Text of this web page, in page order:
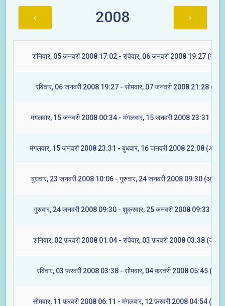
2008
शनिवार, 05 जनवरी 2008 17:02 - रविवार, 06 जनवरी 2008 19:27
रविवार, 06 जनवरी 2008 19:27 - सोमवार, 07 जनवरी 2008 21:28 (मूल)
मंगलवार, 15 जनवरी 2008 00:34 - मंगलवार, 15 जनवरी 2008 23:31
मंगलवार, 15 जनवरी 2008 23:31 - बुधवार, 16 जनवरी 2008 22:08
बुधवार, 23 जनवरी 2008 10:06 - गुरुवार, 24 जनवरी 2008 09:30
गुरुवार, 24 जनवरी 2008 09:30 - शुक्रवार, 25 जनवरी 2008 09:33 (मघा)
शनिवार, 02 फ़रवरी 2008 01:04 - रविवार, 03 फ़रवरी 2008 03:38
रविवार, 03 फ़रवरी 2008 03:38 - सोमवार, 04 फ़रवरी 2008 05:45 (मूल)
सोमवार, 11 फ़रवरी 2008 06:11 - मंगलवार, 12 फ़रवरी 2008 04:54